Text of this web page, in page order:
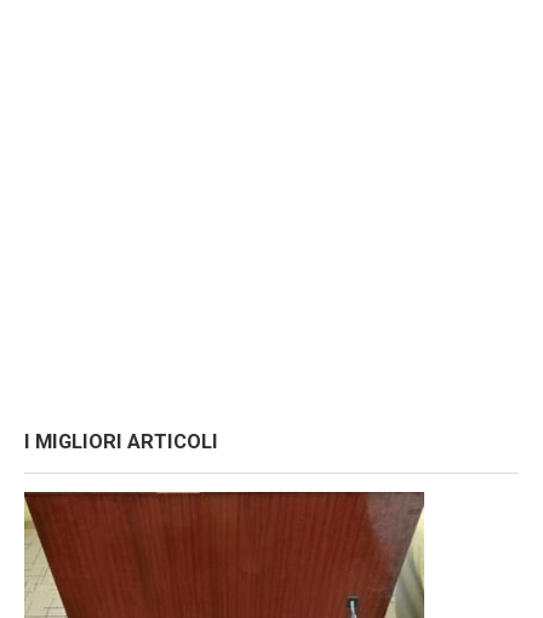
I MIGLIORI ARTICOLI